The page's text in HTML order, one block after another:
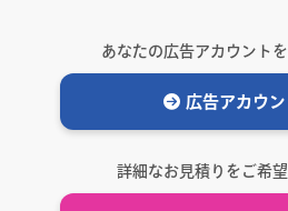
あなたの広告アカウント
広告アカウ
詳細なお見積りをご希